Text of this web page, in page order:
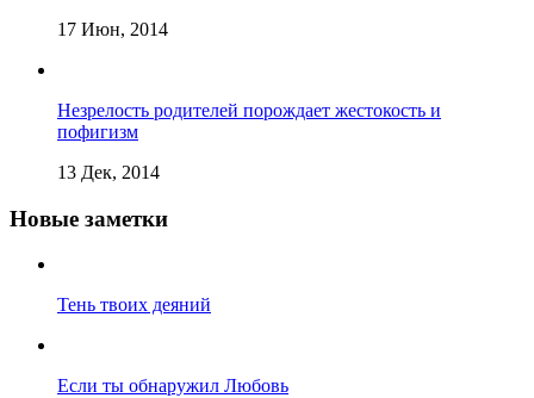
17 Июн, 2014
Незрелость родителей порождает жестокость и
пофигизм
13 Дек, 2014
Новые заметки
Тень твоих деяний
Если ты обнаружил Любовь